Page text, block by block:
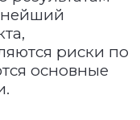
риски по
основные